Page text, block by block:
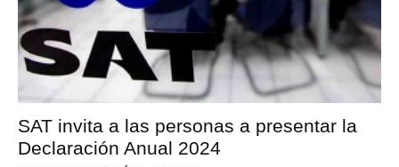
SAT invita a las personas a presentar la
Declaración Anual 2024